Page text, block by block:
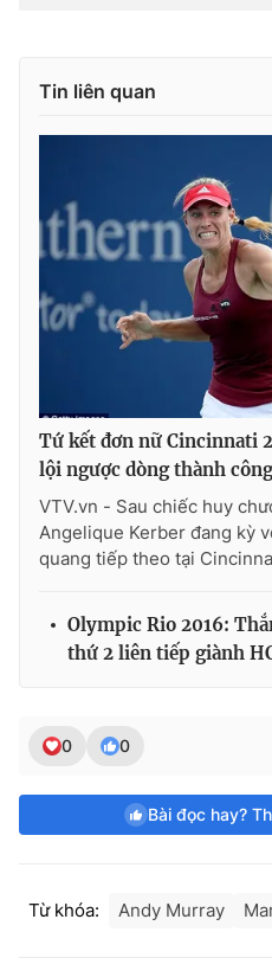
Tin liên quan
Tứ kết đơn nữ Cincinnati
lội ngược dòng thành công
VTV.vn - Sau chiếc huy
Angelique Kerber đang kỳ
quang tiếp theo tại
Olympic Rio 2016:
thứ 2 liên tiếp giành
0 0
Bài đọc hay?
Từ khóa: Andy Murray